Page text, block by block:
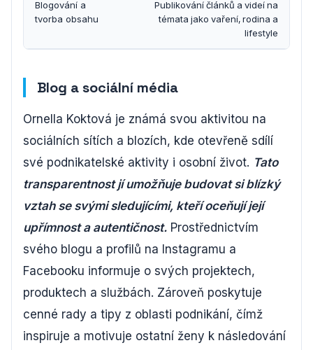
Blogování a
tvorba obsahu
Publikování článků a videí na
témata jako vaření, rodina a
lifestyle
Blog a sociální média
Ornella Koktová je známá svou aktivitou na
sociálních sítích a blozích, kde otevřeně sdílí
své podnikatelské aktivity i osobní život. Tato
transparentnost jí umožňuje budovat si blízký
vztah se svými sledujícími, kteří oceňují její
upřímnost a autentičnost. Prostřednictvím
svého blogu a profilů na Instagramu a
Facebooku informuje o svých projektech,
produktech a službách. Zároveň poskytuje
cenné rady a tipy z oblasti podnikání, čímž
inspiruje a motivuje ostatní ženy k následování